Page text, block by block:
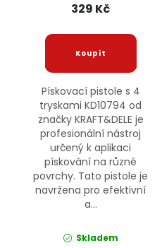
329 Kč
Pískovací pistole s 4
tryskami KD10794 od
značky KRAFT&DELE je
profesionální nástroj
určený k aplikaci
pískování na různé
povrchy. Tato pistole je
navržena pro efektivní
a...
Skladem